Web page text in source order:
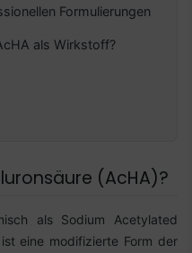
Formulierungen
als Wirkstoff?
(AcHA)?
als Sodium Acetylated
eine modifizierte Form der